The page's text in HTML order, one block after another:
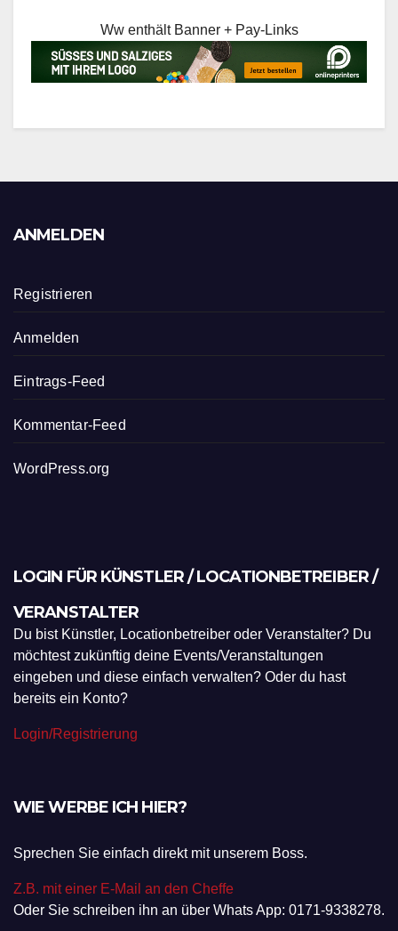
Ww enthält Banner + Pay-Links
ANMELDEN
Registrieren
Anmelden
Eintrags-Feed
Kommentar-Feed
WordPress.org
LOGIN FÜR KÜNSTLER / LOCATIONBETREIBER /
VERANSTALTER
Du bist Künstler, Locationbetreiber oder Veranstalter? Du
möchtest zukünftig deine Events/Veranstaltungen
eingeben und diese einfach verwalten? Oder du hast
bereits ein Konto?
Login/Registrierung
WIE WERBE ICH HIER?
Sprechen Sie einfach direkt mit unserem Boss.
Z.B. mit einer E-Mail an den Cheffe
Oder Sie schreiben ihn an über Whats App: 0171-9338278.